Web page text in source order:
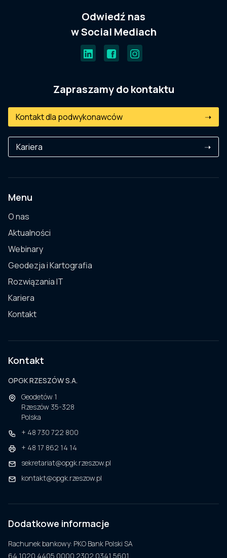
Odwiedź nas
w Social Mediach
Zapraszamy do kontaktu
Kontakt dla podwykonawców ➝
Kariera ➝
Menu
O nas
Aktualności
Webinary
Geodezja i Kartografia
Rozwiązania IT
Kariera
Kontakt
Kontakt
OPGK RZESZÓW S.A.
Geodetów 1
Rzeszów 35-328
Polska
+ 48 730 722 800
+ 48 17 862 14 14
sekretariat@opgk.rzeszow.pl
kontakt@opgk.rzeszow.pl
Dodatkowe informacje
Rachunek bankowy: PKO Bank Polski SA
64 1020 4405 0000 2302 0341 5601